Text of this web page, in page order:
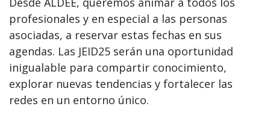
profesionales y en especial a las personas
asociadas, a reservar estas fechas en sus
agendas. Las JEID25 serán una oportunidad
inigualable para compartir conocimiento,
explorar nuevas tendencias y fortalecer las
redes en un entorno único.